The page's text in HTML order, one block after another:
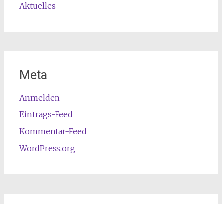
Aktuelles
Meta
Anmelden
Eintrags-Feed
Kommentar-Feed
WordPress.org